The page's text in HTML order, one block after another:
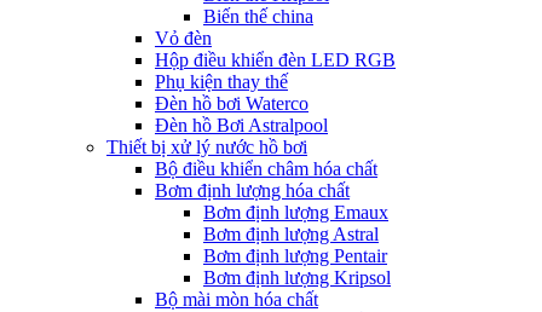
Biến thế china
Vỏ đèn
Hộp điều khiển đèn LED RGB
Phụ kiện thay thế
Đèn hồ bơi Waterco
Đèn hồ Bơi Astralpool
Thiết bị xử lý nước hồ bơi
Bộ điều khiển châm hóa chất
Bơm định lượng hóa chất
Bơm định lượng Emaux
Bơm định lượng Astral
Bơm định lượng Pentair
Bơm định lượng Kripsol
Bộ mài mòn hóa chất